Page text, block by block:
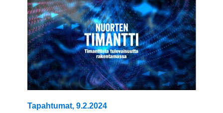
Tapahtumat, 9.2.2024